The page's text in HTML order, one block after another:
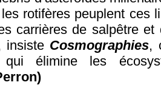
rotifères peuplent ces
carrières de salpêtre
insiste Cosmographies,
qui élimine les